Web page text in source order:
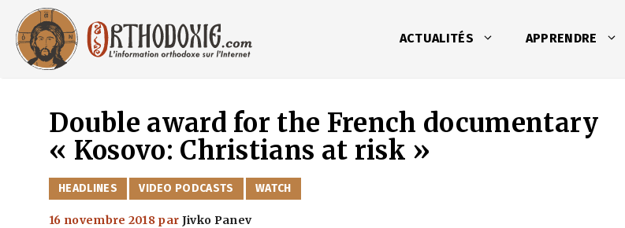
contenu
ACTUALITÉS APPRENDRE
Double award for the French documentary
« Kosovo: Christians at risk »
CATÉGORIES
HEADLINES VIDEO PODCASTS WATCH
16 novembre 2018 par Jivko Panev